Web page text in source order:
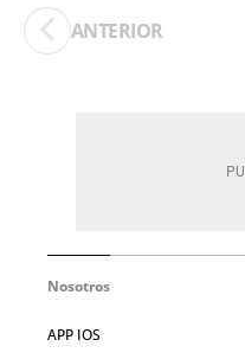
ANTERIOR
Nosotros
APP IOS